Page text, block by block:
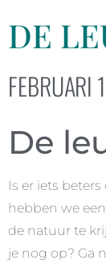
DE
FEBRUARI
De
Is er iets
hebben we
de natuur te
je nog op? Ga